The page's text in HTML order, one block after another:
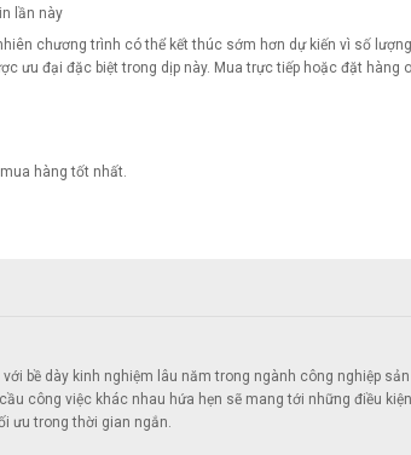
lần này
chương trình có thể kết thúc sớm hơn dự kiến vì số
ưu đại đặc biệt trong dịp này. Mua trực tiếp hoặc đặt hàng
hàng tốt nhất.
bề dày kinh nghiệm lâu năm trong ngành công nghiệp
công việc khác nhau hứa hẹn sẽ mang tới những điều
ưu trong thời gian ngắn.